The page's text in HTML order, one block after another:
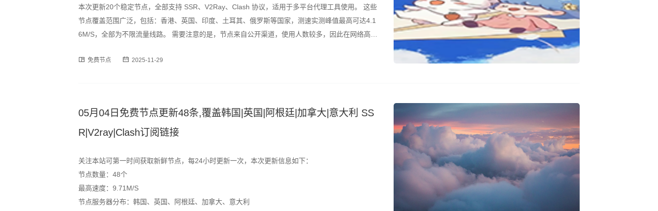
本次更新20个稳定节点，全部支持 SSR、V2Ray、Clash 协议，适用于多平台代理工具使用。 这些
节点覆盖范围广泛，包括：香港、英国、印度、土耳其、俄罗斯等国家，测速实测峰值最高可达4.1
6M/S，全部为不限流量线路。 需要注意的是，节点来自公开渠道，使用人数较多，因此在网络高峰
订阅格式，用户可通过以下链
免费节点 2025-11-29
05月04日免费节点更新48条,覆盖韩国|英国|阿根廷|加拿大|意大利 SS
R|V2ray|Clash订阅链接
关注本站可第一时间获取新鲜节点，每24小时更新一次，本次更新信息如下：
节点数量：48个
最高速度：9.71M/S
节点服务器分布：韩国、英国、阿根廷、加拿大、意大利